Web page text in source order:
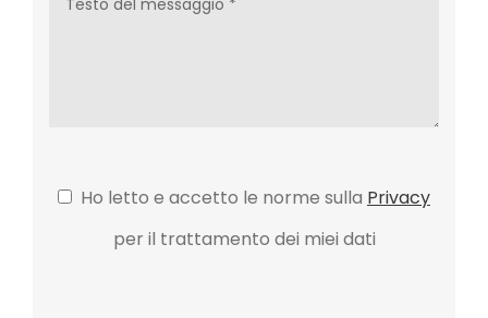
Ho letto e accetto le norme sulla Privacy
per il trattamento dei miei dati